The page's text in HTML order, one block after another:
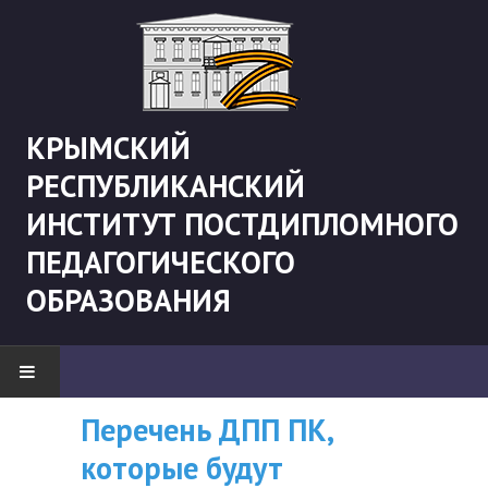
КРЫМСКИЙ
РЕСПУБЛИКАНСКИЙ
ИНСТИТУТ ПОСТДИПЛОМНОГО
ПЕДАГОГИЧЕСКОГО
ОБРАЗОВАНИЯ
НОВОСТИ
"Боевая" русистика
ВНИМАНИЮ
СЛУШАТЕЛЕЙ, У
Перечень ДПП ПК,
которые будут